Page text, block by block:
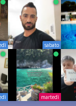
sabato
martedì